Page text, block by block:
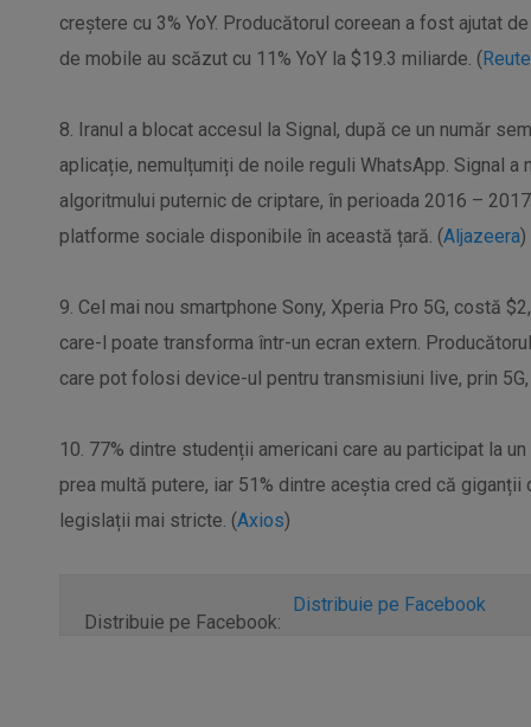
creștere cu 3% YoY. Producătorul coreean a fost ajutat
de mobile au scăzut cu 11% YoY la $19.3 miliarde. (
8. Iranul a blocat accesul la Signal, după ce un număr
aplicație, nemulțumiți de noile reguli WhatsApp. Signal a
algoritmului puternic de criptare, în perioada 2016 –
platforme sociale disponibile în această țară. (Aljazeera)
9. Cel mai nou smartphone Sony, Xperia Pro 5G, costă
care-l poate transforma într-un ecran extern.
care pot folosi device-ul pentru transmisiuni live, prin
10. 77% dintre studenții americani care au participat la
prea multă putere, iar 51% dintre aceștia cred că
legislații mai stricte. (Axios)
Distribuie pe Facebook:
Distribuie pe Facebook